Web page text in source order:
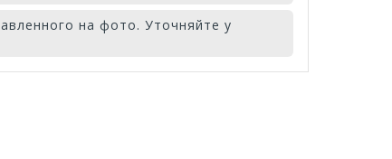
на фото. Уточняйте у